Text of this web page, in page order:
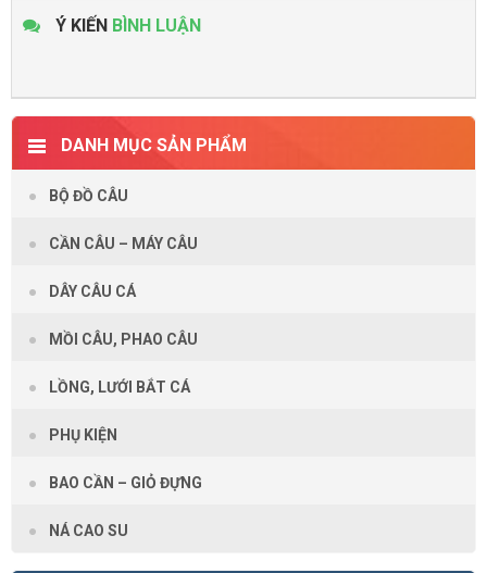
Ý KIẾN BÌNH LUẬN
DANH MỤC SẢN PHẨM
BỘ ĐỒ CÂU
CẦN CÂU – MÁY CÂU
DÂY CÂU CÁ
MỒI CÂU, PHAO CÂU
LỒNG, LƯỚI BẮT CÁ
PHỤ KIỆN
BAO CẦN – GIỎ ĐỰNG
NÁ CAO SU